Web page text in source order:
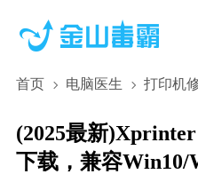
首页 电脑医生 打印机
(2025最新
下载，兼容Win10/